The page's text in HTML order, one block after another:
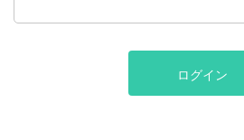
ログイン